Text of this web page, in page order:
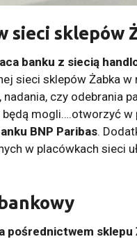
sieci sklepów
banku z siecią
sieci sklepów Żabka w
czy odebrania
będą mogli….otworzyć w
BNP Paribas.
w placówkach sieci
pośrednictwem sklepu